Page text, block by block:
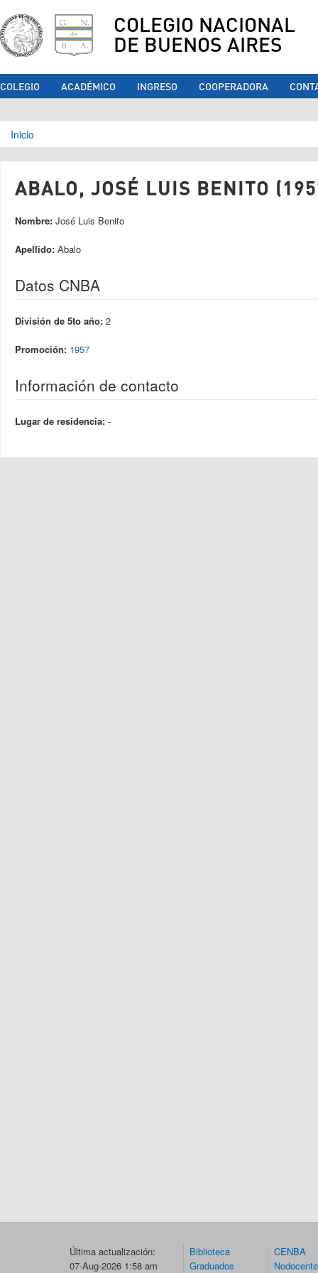
COLEGIO NACIONAL
DE BUENOS AIRES
COLEGIO ACADÉMICO INGRESO COOPERADORA
Se encuentra usted aquí
Inicio
ABALO, JOSÉ LUIS BENITO
Nombre: José Luis Benito
Apellido: Abalo
Datos CNBA
División de 5to año: 2
Promoción: 1957
Información de contacto
Lugar de residencia: -
Última actualización:
07-Aug-2026 1:58 am
Biblioteca
Graduados
CENBA